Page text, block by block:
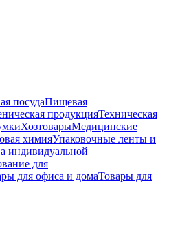
посудаПищевая
продукцияТехническая
ХозтоварыМедицинские
химияУпаковочные ленты и
индивидуальной
для
для офиса и домаТовары для